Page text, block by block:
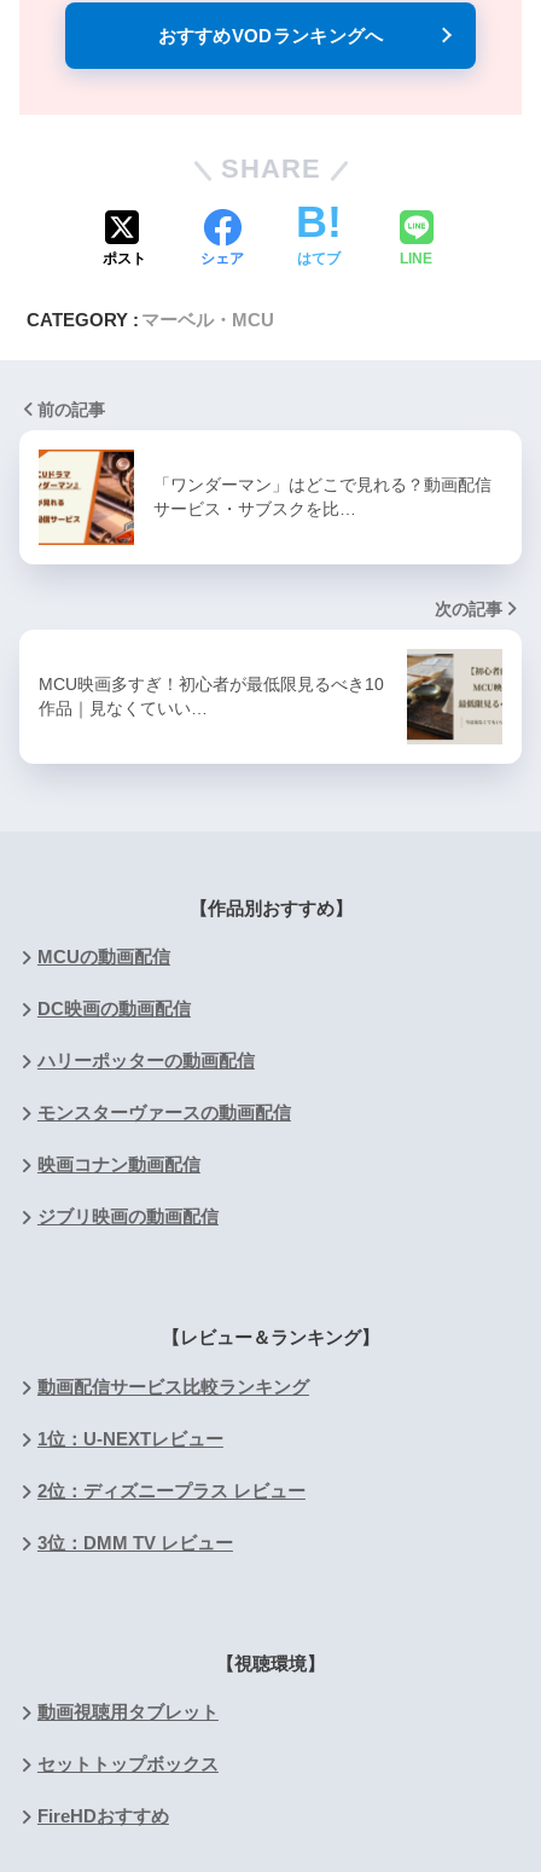
おすすめVODランキングへ
SHARE
ポスト シェア はてブ LINE
CATEGORY : マーベル・MCU
前の記事
「ワンダーマン」はどこで見れる？動画配信
サービス・サブスクを比…
次の記事
MCU映画多すぎ！初心者が最低限見るべき10
作品｜見なくていい…
【作品別おすすめ】
MCUの動画配信
DC映画の動画配信
ハリーポッターの動画配信
モンスターヴァースの動画配信
映画コナン動画配信
ジブリ映画の動画配信
【レビュー＆ランキング】
動画配信サービス比較ランキング
1位：U-NEXTレビュー
2位：ディズニープラス レビュー
3位：DMM TV レビュー
【視聴環境】
動画視聴用タブレット
セットトップボックス
FireHDおすすめ